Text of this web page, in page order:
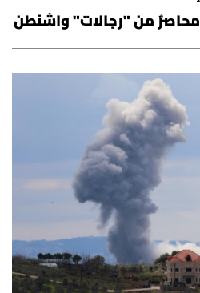
من "رجالات" واشنطن